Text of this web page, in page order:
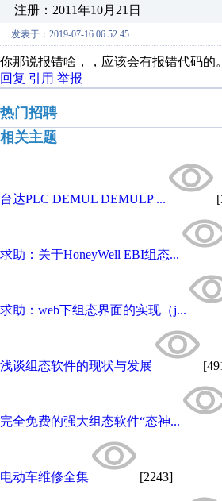
注册：2011年10月21日
发表于：2019-07-16 06:52:45
你那说报错啥，，应该会有报错代码的
回复 引用 举报
热门招聘
相关主题
台达PLC DEMUL DEMULP ...
求助：关于HoneyWell EBI组态...
求助：web下组态界面的实现（j...
浅谈组态软件的现状与发展
完全免费的强大组态软件“态神...
电动车维修全集 [2243]